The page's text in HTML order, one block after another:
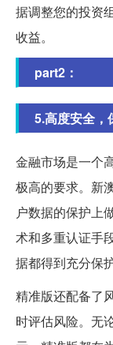
据调整您的投资
收益。
part2：
5.高度安全，
金融市场是一个
极高的要求。新
户数据的保护上
术和多重认证手
据都得到充分保
精准版还配备了
时评估风险。无